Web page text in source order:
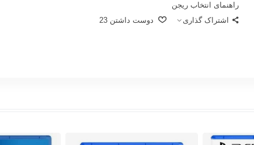
راهنمای انتخاب ریجن
اشتراک گذاری
دوست داشتن 23